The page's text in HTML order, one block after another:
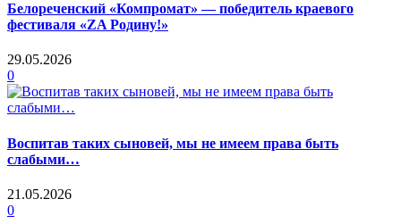
Белореченский «Компромат» — победитель краевого
фестиваля «ZA Родину!»
29.05.2026
0
Воспитав таких сыновей, мы не имеем права быть
слабыми…
21.05.2026
0